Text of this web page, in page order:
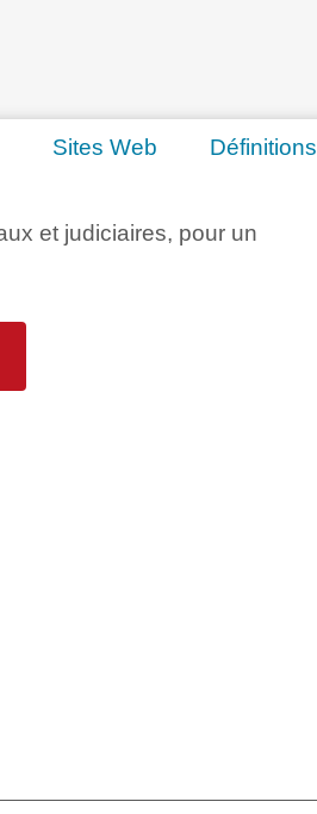
Sites Web Définitions
et judiciaires, pour un